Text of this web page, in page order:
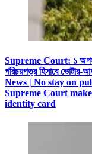
Supreme Court: ১ অগস্ট
পরিচয়পত্র হিসাবে ভোটার-
News | No stay on
Supreme Court
identity card